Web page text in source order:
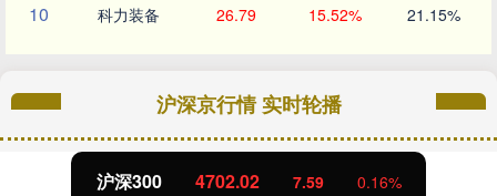
10 科力装备 26.79 15.52% 21.15%
沪深京行情 实时轮播
北证50 1122.88 -11.37 -1.00%